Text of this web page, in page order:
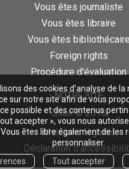
des cookies d’analyse de
sur notre site afin de vous
possible et des contenus
accepter », vous nous
êtes libre également de les
personnaliser.
Tout accepter
Vous êtes journaliste
Vous êtes libraire
Vous êtes bibliothécaire
Foreign rights
Procédure d'évaluation
NOTRE SITE
Quae © 2018
Mentions légales
Déclaration